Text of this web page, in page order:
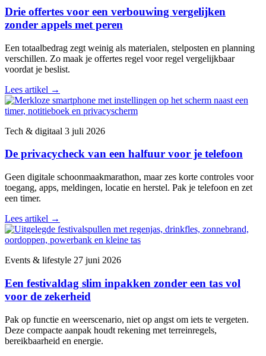
Drie offertes voor een verbouwing vergelijken
zonder appels met peren
Een totaalbedrag zegt weinig als materialen, stelposten en planning
verschillen. Zo maak je offertes regel voor regel vergelijkbaar
voordat je beslist.
Lees artikel →
Tech & digitaal 3 juli 2026
De privacycheck van een halfuur voor je telefoon
Geen digitale schoonmaakmarathon, maar zes korte controles voor
toegang, apps, meldingen, locatie en herstel. Pak je telefoon en zet
een timer.
Lees artikel →
Events & lifestyle 27 juni 2026
Een festivaldag slim inpakken zonder een tas vol
voor de zekerheid
Pak op functie en weerscenario, niet op angst om iets te vergeten.
Deze compacte aanpak houdt rekening met terreinregels,
bereikbaarheid en energie.